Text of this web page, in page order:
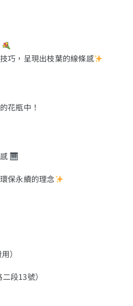
巧，呈現出枝葉的線條感
花瓶中！
保永續的理念
）
段13號）